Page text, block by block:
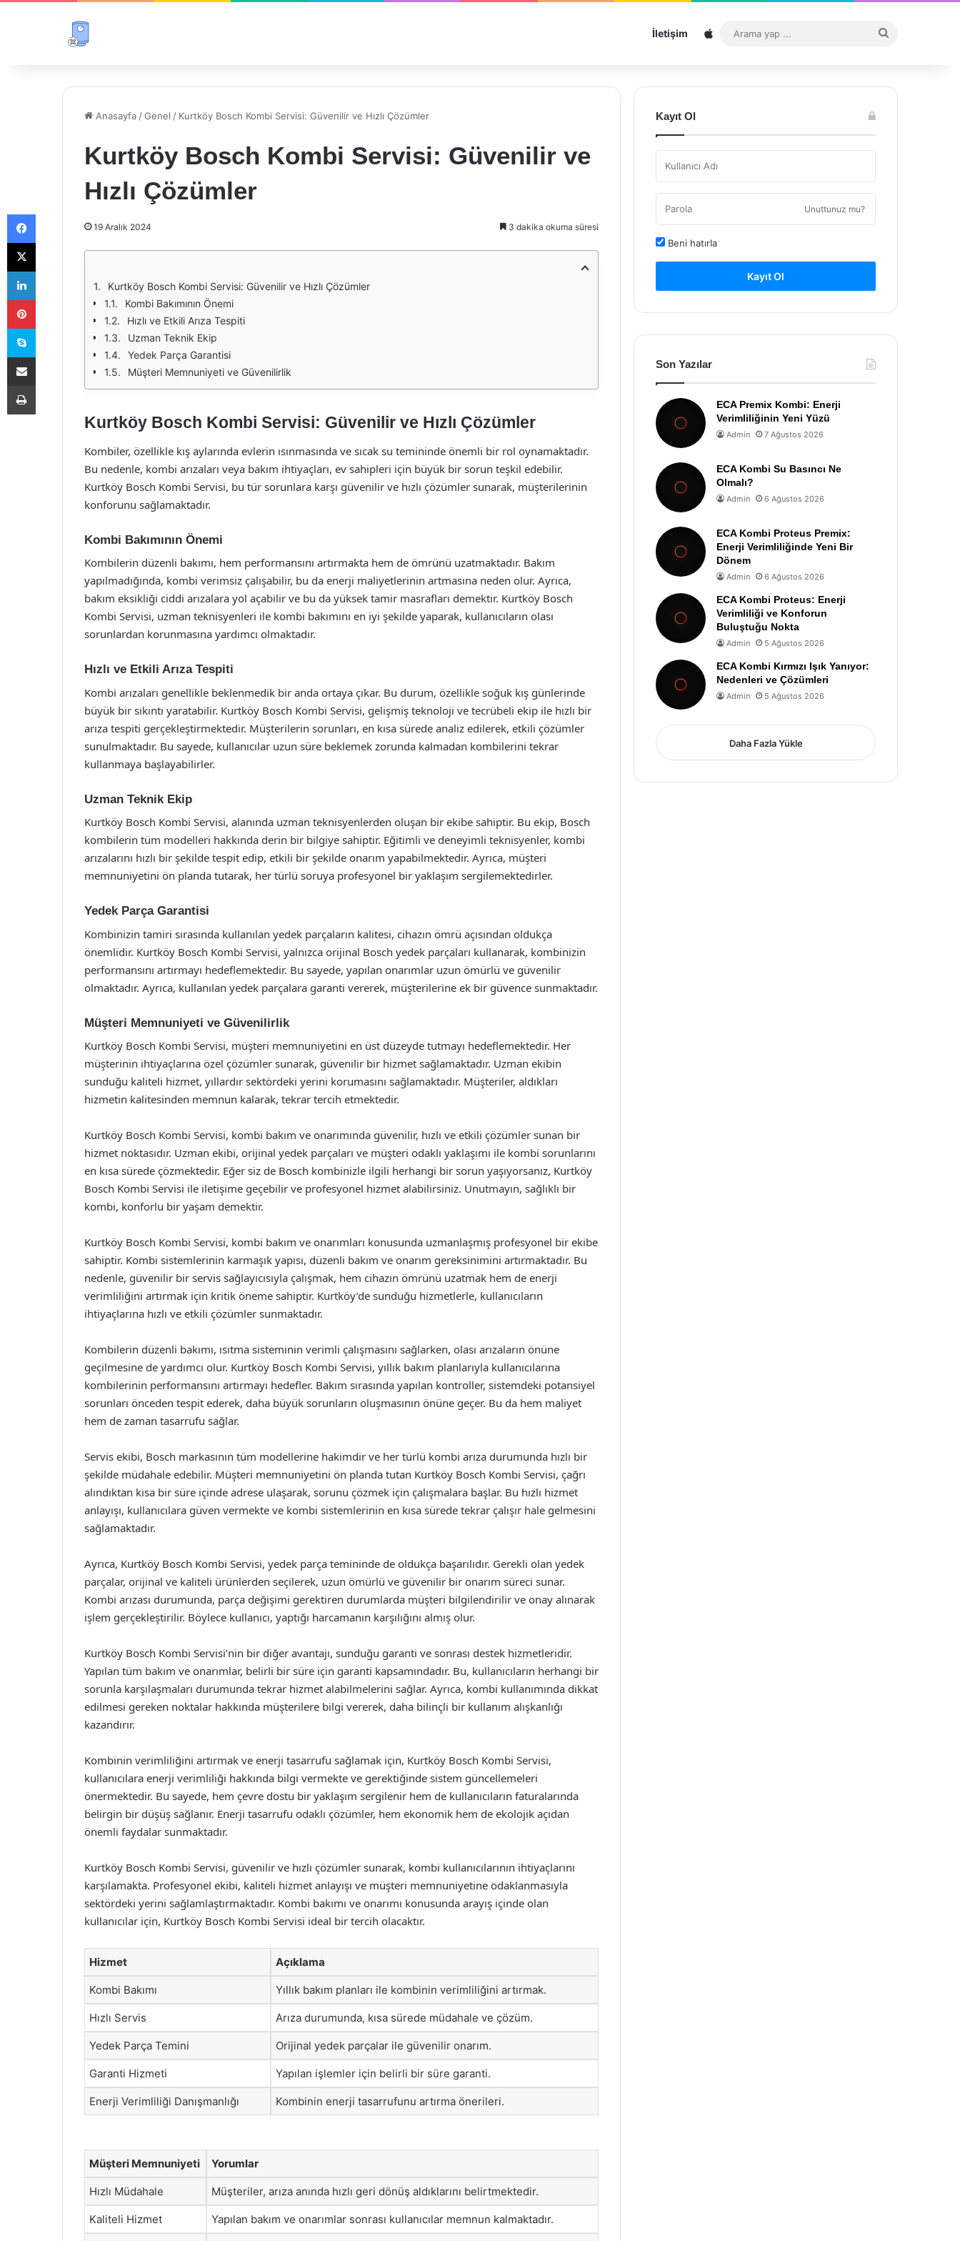
İletişim Sitemap
...
Anasayfa /Genel / Kurtköy Bosch Kombi Servisi: Güvenilir ve Hızlı Çözümler
Kurtköy Bosch Kombi Servisi: Güvenilir ve
Hızlı Çözümler
19 Aralık 2024 3 dakika okuma süresi
Kurtköy Bosch Kombi Servisi: Güvenilir ve Hızlı Çözümler
Kombi Bakımının Önemi
Hızlı ve Etkili Arıza Tespiti
Uzman Teknik Ekip
Yedek Parça Garantisi
Müşteri Memnuniyeti ve Güvenilirlik
Kurtköy Bosch Kombi Servisi: Güvenilir ve Hızlı Çözümler
Kombiler, özellikle kış aylarında evlerin ısınmasında ve sıcak su temininde önemli bir rol oynamaktadır.
Bu nedenle, kombi arızaları veya bakım ihtiyaçları, ev sahipleri için büyük bir sorun teşkil edebilir.
Kurtköy Bosch Kombi Servisi, bu tür sorunlara karşı güvenilir ve hızlı çözümler sunarak, müşterilerinin
konforunu sağlamaktadır.
Kombi Bakımının Önemi
Kombilerin düzenli bakımı, hem performansını artırmakta hem de ömrünü uzatmaktadır. Bakım
yapılmadığında, kombi verimsiz çalışabilir, bu da enerji maliyetlerinin artmasına neden olur. Ayrıca,
bakım eksikliği ciddi arızalara yol açabilir ve bu da yüksek tamir masrafları demektir. Kurtköy Bosch
Kombi Servisi, uzman teknisyenleri ile kombi bakımını en iyi şekilde yaparak, kullanıcıların olası
sorunlardan korunmasına yardımcı olmaktadır.
Hızlı ve Etkili Arıza Tespiti
Kombi arızaları genellikle beklenmedik bir anda ortaya çıkar. Bu durum, özellikle soğuk kış günlerinde
büyük bir sıkıntı yaratabilir. Kurtköy Bosch Kombi Servisi, gelişmiş teknoloji ve tecrübeli ekip ile hızlı bir
arıza tespiti gerçekleştirmektedir. Müşterilerin sorunları, en kısa sürede analiz edilerek, etkili çözümler
sunulmaktadır. Bu sayede, kullanıcılar uzun süre beklemek zorunda kalmadan kombilerini tekrar
kullanmaya başlayabilirler.
Uzman Teknik Ekip
Kurtköy Bosch Kombi Servisi, alanında uzman teknisyenlerden oluşan bir ekibe sahiptir. Bu ekip, Bosch
kombilerin tüm modelleri hakkında derin bir bilgiye sahiptir. Eğitimli ve deneyimli teknisyenler, kombi
arızalarını hızlı bir şekilde tespit edip, etkili bir şekilde onarım yapabilmektedir. Ayrıca, müşteri
memnuniyetini ön planda tutarak, her türlü soruya profesyonel bir yaklaşım sergilemektedirler.
Yedek Parça Garantisi
Kombinizin tamiri sırasında kullanılan yedek parçaların kalitesi, cihazın ömrü açısından oldukça
önemlidir. Kurtköy Bosch Kombi Servisi, yalnızca orijinal Bosch yedek parçaları kullanarak, kombinizin
performansını artırmayı hedeflemektedir. Bu sayede, yapılan onarımlar uzun ömürlü ve güvenilir
olmaktadır. Ayrıca, kullanılan yedek parçalara garanti vererek, müşterilerine ek bir güvence sunmaktadır.
Müşteri Memnuniyeti ve Güvenilirlik
Kurtköy Bosch Kombi Servisi, müşteri memnuniyetini en üst düzeyde tutmayı hedeflemektedir. Her
müşterinin ihtiyaçlarına özel çözümler sunarak, güvenilir bir hizmet sağlamaktadır. Uzman ekibin
sunduğu kaliteli hizmet, yıllardır sektördeki yerini korumasını sağlamaktadır. Müşteriler, aldıkları
hizmetin kalitesinden memnun kalarak, tekrar tercih etmektedir.
Kurtköy Bosch Kombi Servisi, kombi bakım ve onarımında güvenilir, hızlı ve etkili çözümler sunan bir
hizmet noktasıdır. Uzman ekibi, orijinal yedek parçaları ve müşteri odaklı yaklaşımı ile kombi sorunlarını
en kısa sürede çözmektedir. Eğer siz de Bosch kombinizle ilgili herhangi bir sorun yaşıyorsanız, Kurtköy
Bosch Kombi Servisi ile iletişime geçebilir ve profesyonel hizmet alabilirsiniz. Unutmayın, sağlıklı bir
kombi, konforlu bir yaşam demektir.
Kurtköy Bosch Kombi Servisi, kombi bakım ve onarımları konusunda uzmanlaşmış profesyonel bir ekibe
sahiptir. Kombi sistemlerinin karmaşık yapısı, düzenli bakım ve onarım gereksinimini artırmaktadır. Bu
nedenle, güvenilir bir servis sağlayıcısıyla çalışmak, hem cihazın ömrünü uzatmak hem de enerji
verimliliğini artırmak için kritik öneme sahiptir. Kurtköy’de sunduğu hizmetlerle, kullanıcıların
ihtiyaçlarına hızlı ve etkili çözümler sunmaktadır.
Kombilerin düzenli bakımı, ısıtma sisteminin verimli çalışmasını sağlarken, olası arızaların önüne
geçilmesine de yardımcı olur. Kurtköy Bosch Kombi Servisi, yıllık bakım planlarıyla kullanıcılarına
kombilerinin performansını artırmayı hedefler. Bakım sırasında yapılan kontroller, sistemdeki potansiyel
sorunları önceden tespit ederek, daha büyük sorunların oluşmasının önüne geçer. Bu da hem maliyet
hem de zaman tasarrufu sağlar.
Servis ekibi, Bosch markasının tüm modellerine hakimdir ve her türlü kombi arıza durumunda hızlı bir
şekilde müdahale edebilir. Müşteri memnuniyetini ön planda tutan Kurtköy Bosch Kombi Servisi, çağrı
alındıktan kısa bir süre içinde adrese ulaşarak, sorunu çözmek için çalışmalara başlar. Bu hızlı hizmet
anlayışı, kullanıcılara güven vermekte ve kombi sistemlerinin en kısa sürede tekrar çalışır hale gelmesini
sağlamaktadır.
Ayrıca, Kurtköy Bosch Kombi Servisi, yedek parça temininde de oldukça başarılıdır. Gerekli olan yedek
parçalar, orijinal ve kaliteli ürünlerden seçilerek, uzun ömürlü ve güvenilir bir onarım süreci sunar.
Kombi arızası durumunda, parça değişimi gerektiren durumlarda müşteri bilgilendirilir ve onay alınarak
işlem gerçekleştirilir. Böylece kullanıcı, yaptığı harcamanın karşılığını almış olur.
Kurtköy Bosch Kombi Servisi’nin bir diğer avantajı, sunduğu garanti ve sonrası destek hizmetleridir.
Yapılan tüm bakım ve onarımlar, belirli bir süre için garanti kapsamındadır. Bu, kullanıcıların herhangi bir
sorunla karşılaşmaları durumunda tekrar hizmet alabilmelerini sağlar. Ayrıca, kombi kullanımında dikkat
edilmesi gereken noktalar hakkında müşterilere bilgi vererek, daha bilinçli bir kullanım alışkanlığı
kazandırır.
Kombinin verimliliğini artırmak ve enerji tasarrufu sağlamak için, Kurtköy Bosch Kombi Servisi,
kullanıcılara enerji verimliliği hakkında bilgi vermekte ve gerektiğinde sistem güncellemeleri
önermektedir. Bu sayede, hem çevre dostu bir yaklaşım sergilenir hem de kullanıcıların faturalarında
belirgin bir düşüş sağlanır. Enerji tasarrufu odaklı çözümler, hem ekonomik hem de ekolojik açıdan
önemli faydalar sunmaktadır.
Kurtköy Bosch Kombi Servisi, güvenilir ve hızlı çözümler sunarak, kombi kullanıcılarının ihtiyaçlarını
karşılamakta. Profesyonel ekibi, kaliteli hizmet anlayışı ve müşteri memnuniyetine odaklanmasıyla
sektördeki yerini sağlamlaştırmaktadır. Kombi bakımı ve onarımı konusunda arayış içinde olan
kullanıcılar için, Kurtköy Bosch Kombi Servisi ideal bir tercih olacaktır.
Hizmet Açıklama
Kombi Bakımı Yıllık bakım planları ile kombinin verimliliğini artırmak.
Hızlı Servis Arıza durumunda, kısa sürede müdahale ve çözüm.
Yedek Parça Temini Orijinal yedek parçalar ile güvenilir onarım.
Garanti Hizmeti Yapılan işlemler için belirli bir süre garanti.
Enerji Verimliliği Danışmanlığı Kombinin enerji tasarrufunu artırma önerileri.
Müşteri Memnuniyeti Yorumlar
Hızlı Müdahale Müşteriler, arıza anında hızlı geri dönüş aldıklarını belirtmektedir.
Kaliteli Hizmet Yapılan bakım ve onarımlar sonrası kullanıcılar memnun kalmaktadır.
Kayıt Ol
Unuttunuz mu?
Beni hatırla
Kayıt Ol
Son Yazılar
ECA Premix Kombi: Enerji
Verimliliğinin Yeni Yüzü
Admin 7 Ağustos 2026
ECA Kombi Su Basıncı Ne
Olmalı?
Admin 6 Ağustos 2026
ECA Kombi Proteus Premix:
Enerji Verimliliğinde Yeni Bir
Dönem
Admin 6 Ağustos 2026
ECA Kombi Proteus: Enerji
Verimliliği ve Konforun
Buluştuğu Nokta
Admin 5 Ağustos 2026
ECA Kombi Kırmızı Işık Yanıyor:
Nedenleri ve Çözümleri
Admin 5 Ağustos 2026
Daha Fazla Yükle
Facebook
X
LinkedIn
Pinterest
Skype
E-Posta ile paylaş